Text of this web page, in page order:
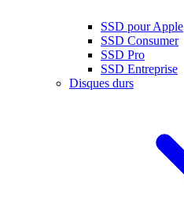
SSD pour Apple
SSD Consumer
SSD Pro
SSD Entreprise
Disques durs